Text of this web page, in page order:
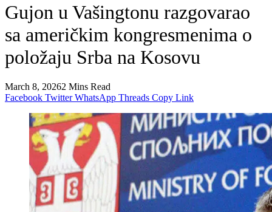
Gujon u Vašingtonu razgovarao
sa američkim kongresmenima o
položaju Srba na Kosovu
March 8, 20262 Mins Read
Facebook Twitter WhatsApp Threads Copy Link